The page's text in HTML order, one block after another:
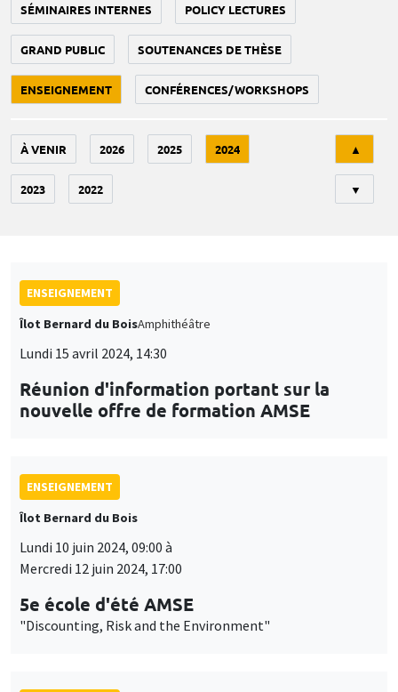
SÉMINAIRES INTERNES POLICY LECTURES
GRAND PUBLIC SOUTENANCES DE THÈSE
ENSEIGNEMENT CONFÉRENCES/WORKSHOPS
À VENIR 2026 2025 2024
2023 2022
▲
▼
ENSEIGNEMENT
Îlot Bernard du BoisAmphithéâtre
Lundi 15 avril 2024, 14:30
Réunion d'information portant sur la
nouvelle offre de formation AMSE
ENSEIGNEMENT
Îlot Bernard du Bois
Lundi 10 juin 2024, 09:00 à
Mercredi 12 juin 2024, 17:00
5e école d'été AMSE
"Discounting, Risk and the Environment"